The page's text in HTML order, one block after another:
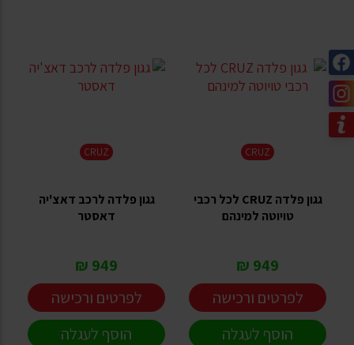
CRUZ
גגון פלדה CRUZ לכל רכבי
טויוטה למינהם
949 ₪
לפרטים ורכישה
הוסף לעגלה
CRUZ
גגון פלדה לרכב דאצ'יה
דאסטר
949 ₪
לפרטים ורכישה
הוסף לעגלה